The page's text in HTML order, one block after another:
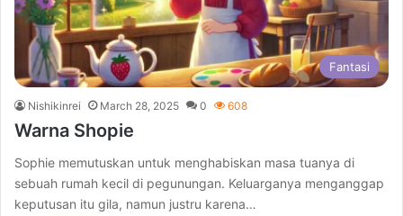
Fantasi
Nishikinrei March 28, 2025 0 608
Warna Shopie
Sophie memutuskan untuk menghabiskan masa tuanya di
sebuah rumah kecil di pegunungan. Keluarganya menganggap
keputusan itu gila, namun justru karena…